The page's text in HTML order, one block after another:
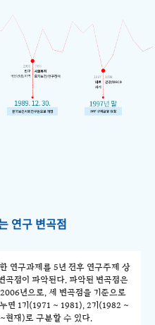
연구 변곡점
연구과제를 5년 전후 연구주제 상
곡점이 파악된다. 파악된 변곡점은
년으로, 세 변곡점을 기준으로
면 1기(1971 ~ 1981), 2기(1982 ~
현재)로 구분할 수 있다.